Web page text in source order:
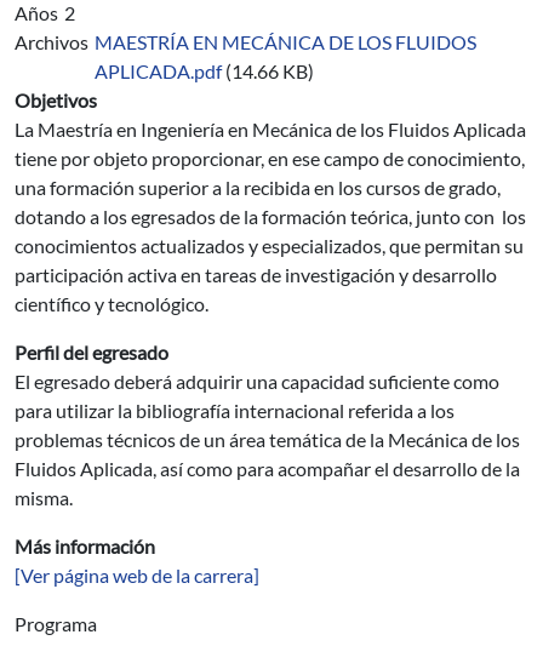
Años 2
Archivos MAESTRÍA EN MECÁNICA DE LOS FLUIDOS
APLICADA.pdf (14.66 KB)
Objetivos
La Maestría en Ingeniería en Mecánica de los Fluidos Aplicada
tiene por objeto proporcionar, en ese campo de conocimiento,
una formación superior a la recibida en los cursos de grado,
dotando a los egresados de la formación teórica, junto con los
conocimientos actualizados y especializados, que permitan su
participación activa en tareas de investigación y desarrollo
científico y tecnológico.
Perfil del egresado
El egresado deberá adquirir una capacidad suficiente como
para utilizar la bibliografía internacional referida a los
problemas técnicos de un área temática de la Mecánica de los
Fluidos Aplicada, así como para acompañar el desarrollo de la
misma.
Más información
[Ver página web de la carrera]
Programa